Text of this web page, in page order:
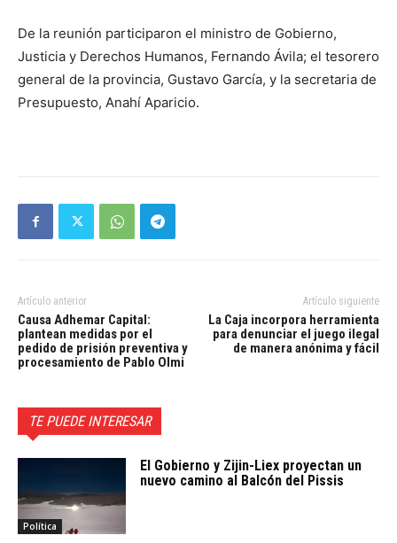
De la reunión participaron el ministro de Gobierno,
Justicia y Derechos Humanos, Fernando Ávila; el tesorero
general de la provincia, Gustavo García, y la secretaria de
Presupuesto, Anahí Aparicio.
Artículo anterior
Causa Adhemar Capital:
plantean medidas por el
pedido de prisión preventiva y
procesamiento de Pablo Olmi
Artículo siguiente
La Caja incorpora herramienta
para denunciar el juego ilegal
de manera anónima y fácil
TE PUEDE INTERESAR
Política
El Gobierno y Zijin-Liex proyectan un
nuevo camino al Balcón del Pissis